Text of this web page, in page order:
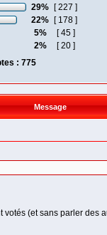
29%
[ 227 ]
22%
[ 178 ]
5%
[ 45 ]
2%
[ 20 ]
: 775
Message
(et sans parler des